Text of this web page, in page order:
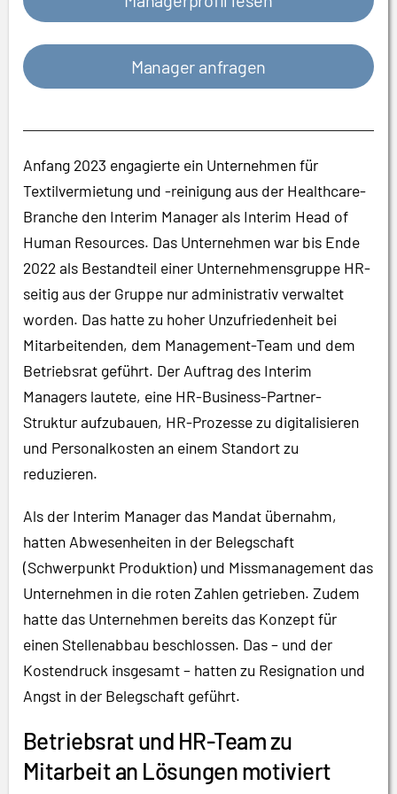
Manager anfragen
Anfang 2023 engagierte ein Unternehmen für
Textilvermietung und -reinigung aus der Healthcare-
Branche den Interim Manager als Interim Head of
Human Resources. Das Unternehmen war bis Ende
2022 als Bestandteil einer Unternehmensgruppe HR-
seitig aus der Gruppe nur administrativ verwaltet
worden. Das hatte zu hoher Unzufriedenheit bei
Mitarbeitenden, dem Management-Team und dem
Betriebsrat geführt. Der Auftrag des Interim
Managers lautete, eine HR-Business-Partner-
Struktur aufzubauen, HR-Prozesse zu digitalisieren
und Personalkosten an einem Standort zu
reduzieren.
Als der Interim Manager das Mandat übernahm,
hatten Abwesenheiten in der Belegschaft
(Schwerpunkt Produktion) und Missmanagement das
Unternehmen in die roten Zahlen getrieben. Zudem
hatte das Unternehmen bereits das Konzept für
einen Stellenabbau beschlossen. Das – und der
Kostendruck insgesamt – hatten zu Resignation und
Angst in der Belegschaft geführt.
Betriebsrat und HR-Team zu
Mitarbeit an Lösungen motiviert